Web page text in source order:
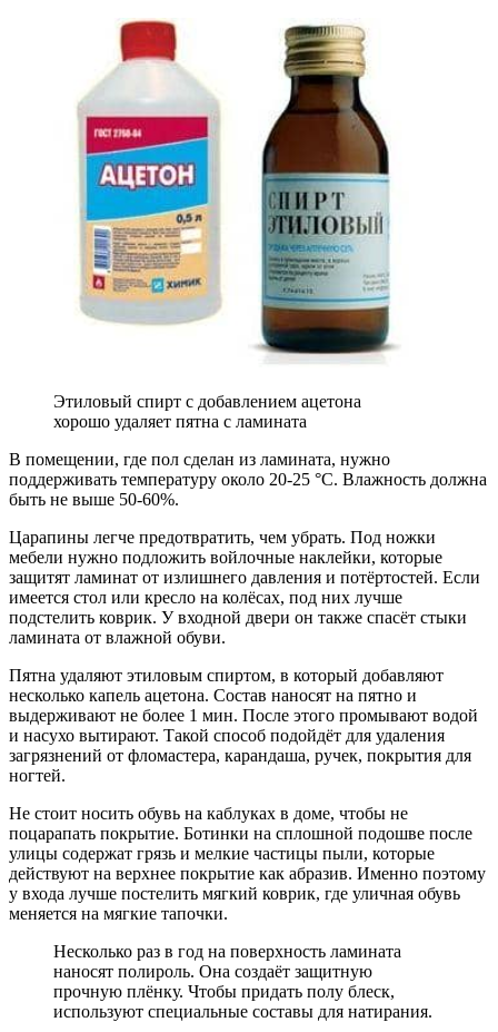
Этиловый спирт с добавлением ацетона
хорошо удаляет пятна с ламината
В помещении, где пол сделан из ламината, нужно
поддерживать температуру около 20-25 °С. Влажность должна
быть не выше 50-60%.
Царапины легче предотвратить, чем убрать. Под ножки
мебели нужно подложить войлочные наклейки, которые
защитят ламинат от излишнего давления и потёртостей. Если
имеется стол или кресло на колёсах, под них лучше
подстелить коврик. У входной двери он также спасёт стыки
ламината от влажной обуви.
Пятна удаляют этиловым спиртом, в который добавляют
несколько капель ацетона. Состав наносят на пятно и
выдерживают не более 1 мин. После этого промывают водой
и насухо вытирают. Такой способ подойдёт для удаления
загрязнений от фломастера, карандаша, ручек, покрытия для
ногтей.
Не стоит носить обувь на каблуках в доме, чтобы не
поцарапать покрытие. Ботинки на сплошной подошве после
улицы содержат грязь и мелкие частицы пыли, которые
действуют на верхнее покрытие как абразив. Именно поэтому
у входа лучше постелить мягкий коврик, где уличная обувь
меняется на мягкие тапочки.
Несколько раз в год на поверхность ламината
наносят полироль. Она создаёт защитную
прочную плёнку. Чтобы придать полу блеск,
используют специальные составы для натирания.